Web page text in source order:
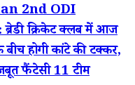
2nd ODI
क्रिकेट क्लब में आज
होगी कांटे की टक्कर,
फैंटेसी 11 टीम